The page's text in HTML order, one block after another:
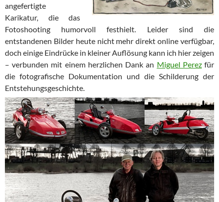
angefertigte
Karikatur, die das
Fotoshooting humorvoll festhielt. Leider sind die
entstandenen Bilder heute nicht mehr direkt online verfügbar,
doch einige Eindrücke in kleiner Auflösung kann ich hier zeigen
– verbunden mit einem herzlichen Dank an Miguel Perezfür
die fotografische Dokumentation und die Schilderung der
Entstehungsgeschichte.